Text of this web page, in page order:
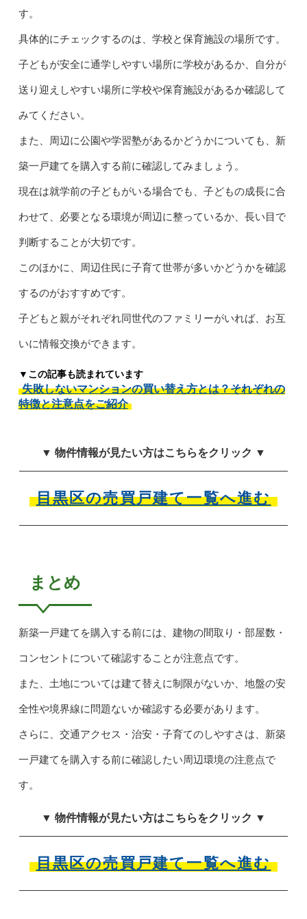
す。
具体的にチェックするのは、学校と保育施設の場所です。
子どもが安全に通学しやすい場所に学校があるか、自分が
送り迎えしやすい場所に学校や保育施設があるか確認して
みてください。
また、周辺に公園や学習塾があるかどうかについても、新
築一戸建てを購入する前に確認してみましょう。
現在は就学前の子どもがいる場合でも、子どもの成長に合
わせて、必要となる環境が周辺に整っているか、長い目で
判断することが大切です。
このほかに、周辺住民に子育て世帯が多いかどうかを確認
するのがおすすめです。
子どもと親がそれぞれ同世代のファミリーがいれば、お互
いに情報交換ができます。
▼この記事も読まれています
失敗しないマンションの買い替え方とは？それぞれの
特徴と注意点をご紹介
▼ 物件情報が見たい方はこちらをクリック ▼
目黒区の売買戸建て一覧へ進む
まとめ
新築一戸建てを購入する前には、建物の間取り・部屋数・
コンセントについて確認することが注意点です。
また、土地については建て替えに制限がないか、地盤の安
全性や境界線に問題ないか確認する必要があります。
さらに、交通アクセス・治安・子育てのしやすさは、新築
一戸建てを購入する前に確認したい周辺環境の注意点で
す。
▼ 物件情報が見たい方はこちらをクリック ▼
目黒区の売買戸建て一覧へ進む